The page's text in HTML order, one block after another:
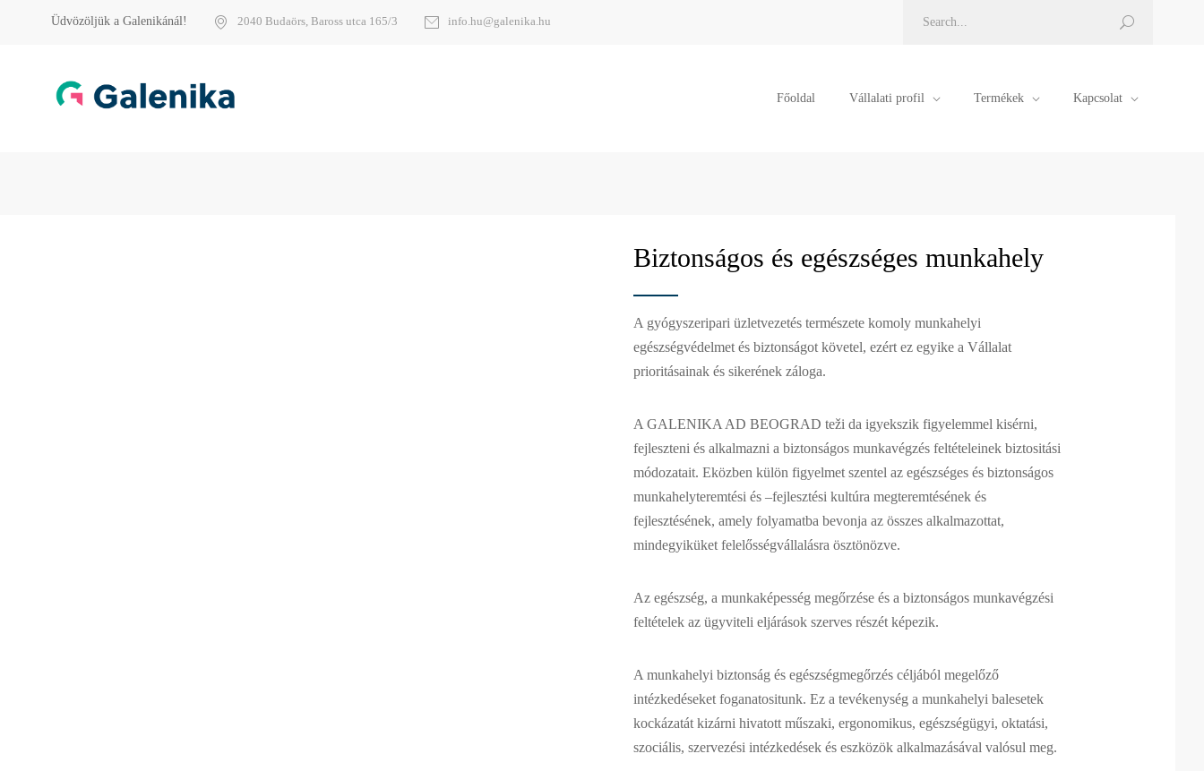
Üdvözöljük a Galenikánál! 2040 Budaörs, Baross utca 165/3 info.hu@galenika.hu
Főoldal Vállalati profil Termékek Kapcsolat
Biztonságos és egészséges munkahely
A gyógyszeripari üzletvezetés természete komoly munkahelyi
egészségvédelmet és biztonságot követel, ezért ez egyike a Vállalat
prioritásainak és sikerének záloga.
A GALENIKA AD BEOGRAD teži da igyekszik figyelemmel kisérni,
fejleszteni és alkalmazni a biztonságos munkavégzés feltételeinek biztositási
módozatait. Eközben külön figyelmet szentel az egészséges és biztonságos
munkahelyteremtési és –fejlesztési kultúra megteremtésének és
fejlesztésének, amely folyamatba bevonja az összes alkalmazottat,
mindegyiküket felelősségvállalásra ösztönözve.
Az egészség, a munkaképesség megőrzése és a biztonságos munkavégzési
feltételek az ügyviteli eljárások szerves részét képezik.
A munkahelyi biztonság és egészségmegőrzés céljából megelőző
intézkedéseket foganatositunk. Ez a tevékenység a munkahelyi balesetek
kockázatát kizárni hivatott műszaki, ergonomikus, egészségügyi, oktatási,
szociális, szervezési intézkedések és eszközök alkalmazásával valósul meg.